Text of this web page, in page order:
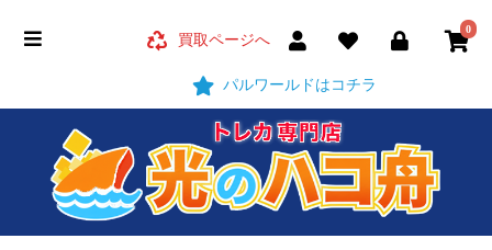
買取ページへ
パルワールドはコチラ
0